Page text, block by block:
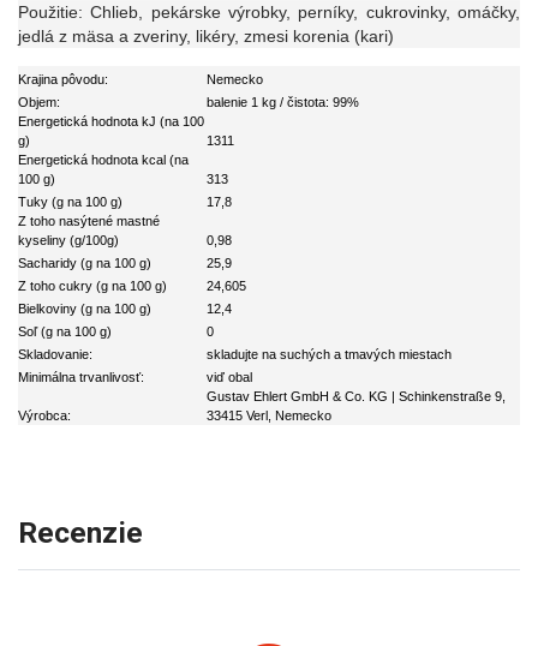
Použitie: Chlieb, pekárske výrobky, perníky, cukrovinky, omáčky,
jedlá z mäsa a zveriny, likéry, zmesi korenia (kari)
Krajina pôvodu:
Nemecko
Objem:
balenie 1 kg / čistota: 99%
Energetická hodnota kJ (na 100
g)
1311
Energetická hodnota kcal (na
100 g)
313
Tuky (g na 100 g)
17,8
Z toho nasýtené mastné
kyseliny (g/100g)
0,98
Sacharidy (g na 100 g)
25,9
Z toho cukry (g na 100 g)
24,605
Bielkoviny (g na 100 g)
12,4
Soľ (g na 100 g)
0
Skladovanie:
skladujte na suchých a tmavých miestach
Minimálna trvanlivosť:
viď obal
Výrobca:
Gustav Ehlert GmbH & Co. KG | Schinkenstraße 9,
33415 Verl, Nemecko
Recenzie